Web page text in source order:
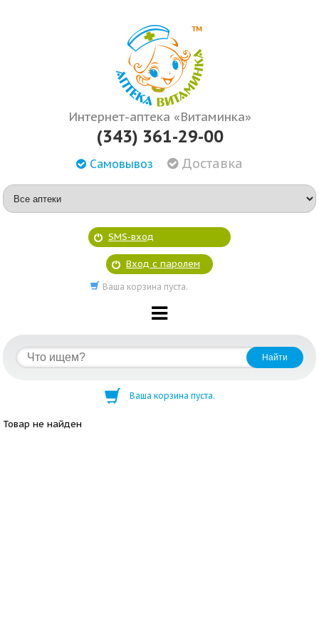
Интернет-аптека «Витаминка»
(343) 361-29-00
Самовывоз Доставка
SMS-вход
Вход с паролем
Ваша корзина пуста.
Ваша корзина пуста.
Товар не найден